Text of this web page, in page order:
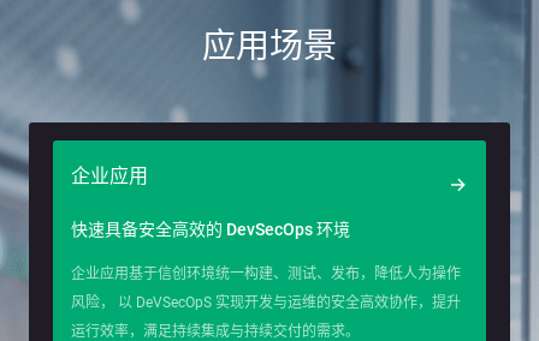
应用场景
企业应用 →
快速具备安全高效的 DevSecOps 环境
企业应用基于信创环境统一构建、测试、发布，降低人为操作
风险， 以 DeVSecOpS 实现开发与运维的安全高效协作，提升
运行效率，满足持续集成与持续交付的需求。